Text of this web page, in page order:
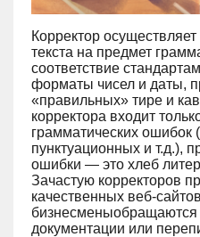
Корректор
текста на предмет
соответствие
форматы чисел и даты,
«правильных» тире и
корректора входит
грамматических ошибок
пунктуационных и т.д.),
ошибки ― это хлеб
Зачастую корректоров
качественных веб-
бизнесменыобращаются
документации или